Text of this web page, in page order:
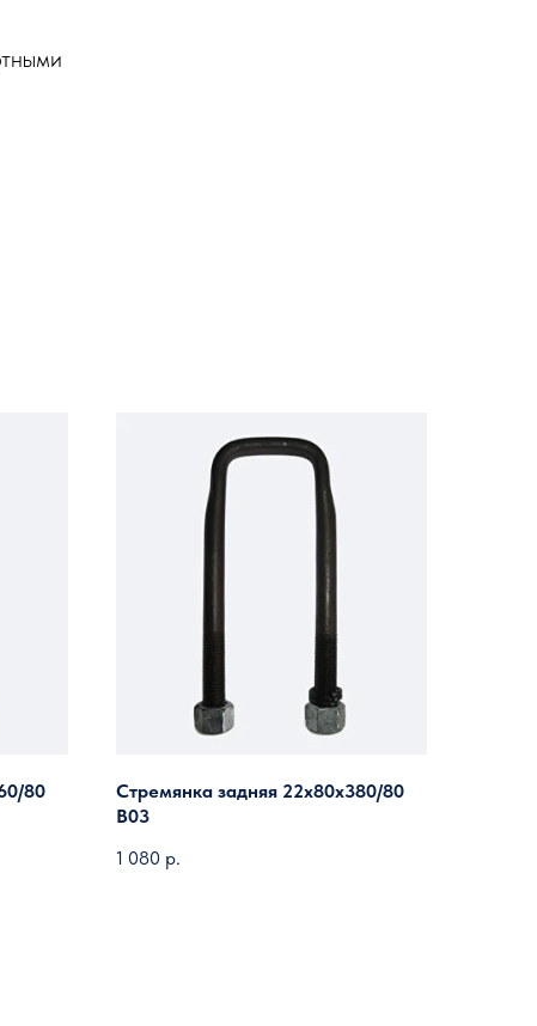
80
Стремянка задняя 22х80х380/80
B03
1 080 р.